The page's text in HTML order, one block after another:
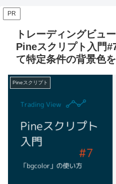
PR
トレーディングビュ
Pineスクリプト入門
て特定条件の背景色
Pineスクリプト